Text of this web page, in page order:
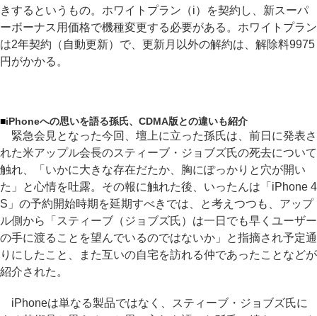
きするというもの。ホワイトプラン（i）を契約し、新スーパ
ーボーナス用価格で機種変更する必要がある。ホワイトプラン
は2年契約（自動更新）で、更新月以外の解約は、解除料9975
円がかかる。
■iPhoneへの思いを語る孫氏、CDMA版との違いも紹介
緊急会見となった今回、壇上に立った孫氏は、前日に発表さ
れた米アップル会長のスティーブ・ジョブズ氏の死去について
触れ、「いかに大きな存在だたか、胸にぽっかりと穴が開い
た」と心情を吐露。その報に触れた後、いったんは「iPhone 4
S」の予約開始時期を延期すべきでは、と考えつつも、アップ
ル側から「スティーブ（ジョブズ氏）は一日でも早くユーザー
の手に渡ることを望んでいるのではないか」と指摘され予定通
りにしたこと、また互いの自宅を訪れる仲であったことなどが
紹介された。
iPhoneは単なる製品ではなく、スティーブ・ジョブズ氏に